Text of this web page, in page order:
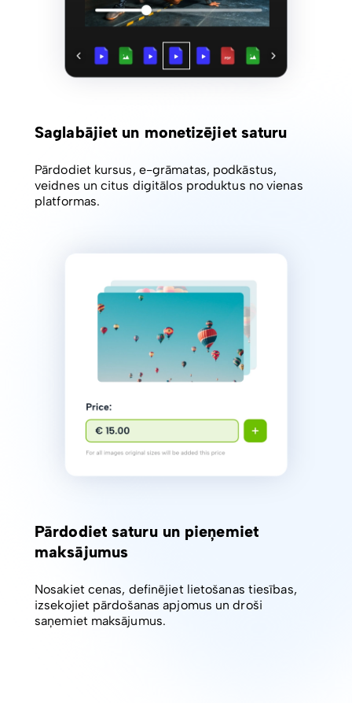
Saglabājiet un monetizējiet saturu
Pārdodiet kursus, e-grāmatas, podkāstus,
veidnes un citus digitālos produktus no vienas
platformas.
Pārdodiet saturu un pieņemiet
maksājumus
Nosakiet cenas, definējiet lietošanas tiesības,
izsekojiet pārdošanas apjomus un droši
saņemiet maksājumus.